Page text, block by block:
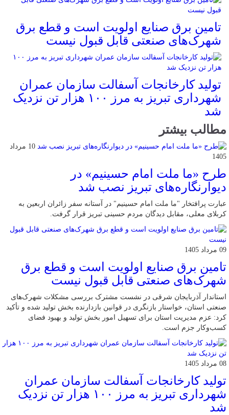
تامین برق صنایع اولویت است و قطع برق
شهرک‌های صنعتی قابل قبول نیست
تولید کارخانجات آسفالت سازمان عمران
شهرداری تبریز به مرز ۱۰۰ هزار تن نزدیک
شد
مطالب بیشتر
10 مرداد
1405
طرح «ما ملت امام حسینیم» در
دیوارنگاره‌های تبریز نصب شد
عبارت پرافتخار "ما ملت امام حسینیم" در آستانه سفر زائران اربعین به
کربلای معلی، مقابل دیدگان مردم حسینی تبریز قرار گرفت.
09 مرداد 1405
تامین برق صنایع اولویت است و قطع برق
شهرک‌های صنعتی قابل قبول نیست
استاندار آذربایجان شرقی در نشست مشترک بررسی مشکلات شهرک‌های
صنعتی استان، خواستار بازنگری در قوانین بازدارنده بخش تولید شده و تأکید
کرد: عزم مدیریت استان برای تسهیل امور بخش تولید و بهبود فضای
کسب‌وکار جزم است.
08 مرداد 1405
تولید کارخانجات آسفالت سازمان عمران
شهرداری تبریز به مرز ۱۰۰ هزار تن نزدیک
شد